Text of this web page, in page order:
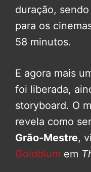
duração,
para os
58 minutos.
E agora mais
foi liberada,
storyboard. O
revela como
Grão-Mestre,
Goldblum em